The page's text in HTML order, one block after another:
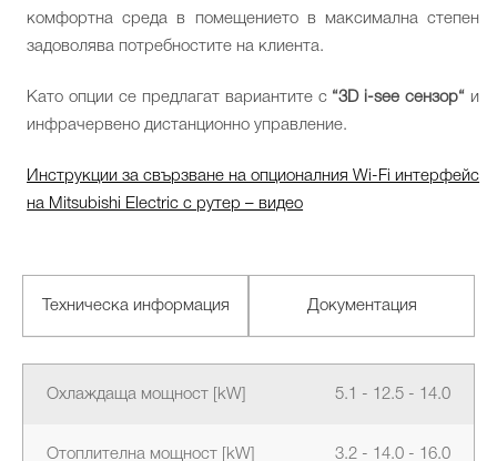
комфортна среда в помещението в максимална степен
задоволява потребностите на клиента.
Като опции се предлагат вариантите с “3D i-see сензор“ и
инфрачервено дистанционно управление.
Инструкции за свързване на опционалния Wi-Fi интерфейс
на Mitsubishi Electric с рутер – видео
Техническа информация Документация
Охлаждаща мощност [kW] 5.1 - 12.5 - 14.0
Отоплителна мощност [kW] 3.2 - 14.0 - 16.0